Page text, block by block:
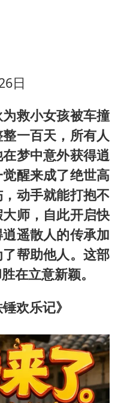
日
救小女孩被车撞
一百天，所有人
梦中意外获得逍
醒来成了绝世高
动手就能打抱不
师，自此开启快
遥散人的传承加
帮助他人。这部
在立意新颖。
欢乐记》